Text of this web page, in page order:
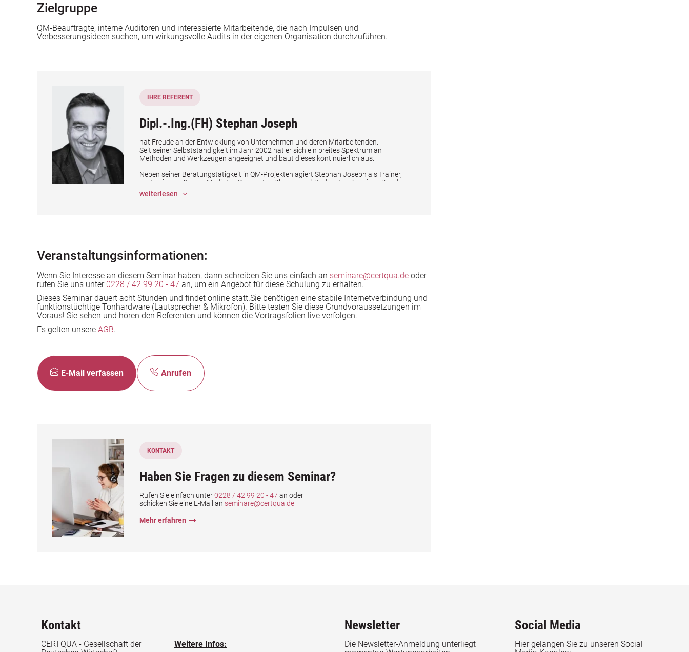
Zielgruppe
QM-Beauftragte, interne Auditoren und interessierte Mitarbeitende, die nach Impulsen und
Verbesserungsideen suchen, um wirkungsvolle Audits in der eigenen Organisation durchzuführen.
IHRE REFERENT
Dipl.-.Ing.(FH) Stephan Joseph
hat Freude an der Entwicklung von Unternehmen und deren Mitarbeitenden.
Seit seiner Selbstständigkeit im Jahr 2002 hat er sich ein breites Spektrum an
Methoden und Werkzeugen angeeignet und baut dieses kontinuierlich aus.
Neben seiner Beratungstätigkeit in QM-Projekten agiert Stephan Joseph als Trainer,
systemischer Coach, Mediator, Buchautor, Blogger und Podcaster. Zu seinen Kunden
gehören kleine und große Unternehmen aus unterschiedlichsten Branchen.
weiterlesen
Veranstaltungsinformationen:
Wenn Sie Interesse an diesem Seminar haben, dann schreiben Sie uns einfach an seminare@certqua.de oder
rufen Sie uns unter 0228 / 42 99 20 - 47 an, um ein Angebot für diese Schulung zu erhalten.
Dieses Seminar dauert acht Stunden und findet online statt.Sie benötigen eine stabile Internetverbindung und
funktionstüchtige Tonhardware (Lautsprecher & Mikrofon). Bitte testen Sie diese Grundvoraussetzungen im
Voraus! Sie sehen und hören den Referenten und können die Vortragsfolien live verfolgen.
Es gelten unsere AGB.
E-Mail verfassen Anrufen
KONTAKT
Haben Sie Fragen zu diesem Seminar?
Rufen Sie einfach unter0228 / 42 99 20 - 47 an oder
schicken Sie eine E-Mail an seminare@certqua.de
Mehr erfahren
Kontakt
CERTQUA - Gesellschaft der
Weitere Infos:
Newsletter
Die Newsletter-Anmeldung unterliegt
Social Media
Hier gelangen Sie zu unseren Social